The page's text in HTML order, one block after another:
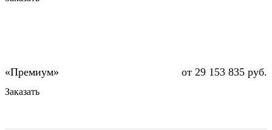
от 29 153 835 руб.
Заказать